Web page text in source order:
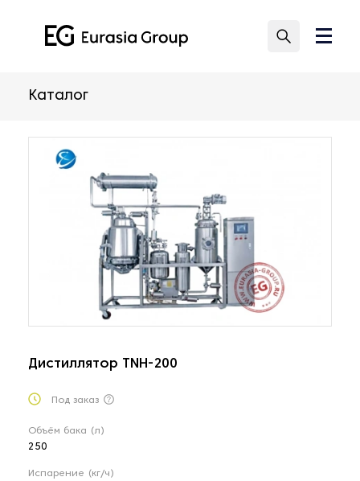
Каталог
Дистиллятор TNH-200
Под заказ
Объём бака (л)
250
Испарение (кг/ч)